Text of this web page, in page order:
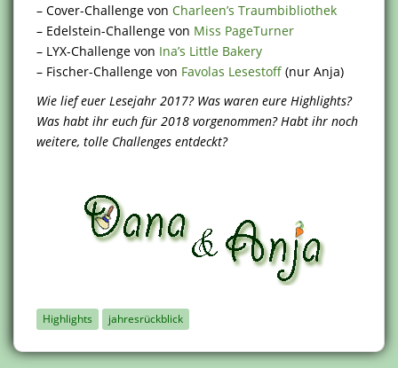
– Cover-Challenge von Charleen’s Traumbibliothek
– Edelstein-Challenge von Miss PageTurner
– LYX-Challenge von Ina’s Little Bakery
– Fischer-Challenge von Favolas Lesestoff (nur Anja)
Wie lief euer Lesejahr 2017? Was waren eure Highlights?
Was habt ihr euch für 2018 vorgenommen? Habt ihr noch
weitere, tolle Challenges entdeckt?
Highlights jahresrückblick